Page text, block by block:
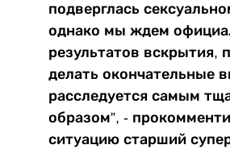
подверглась
однако мы ждем
результатов вскрытия,
делать окончательные
расследуется самым
образом”, -
ситуацию старший